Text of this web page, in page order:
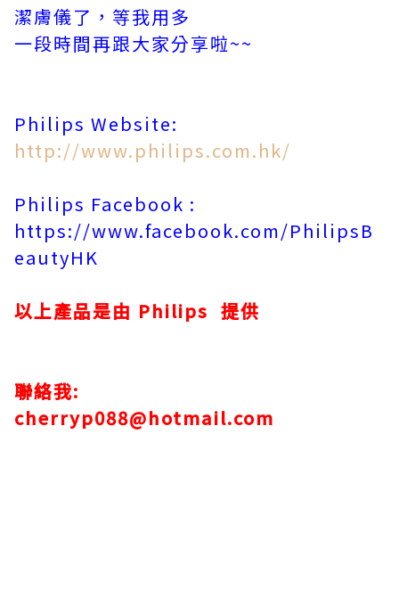
潔膚儀了，等我用多
一段時間再跟大家分享啦~~
Philips Website:
http://www.philips.com.hk/
Philips Facebook :
https://www.facebook.com/PhilipsB
eautyHK
以上產品是由 Philips 提供
聯絡我:
cherryp088@hotmail.com